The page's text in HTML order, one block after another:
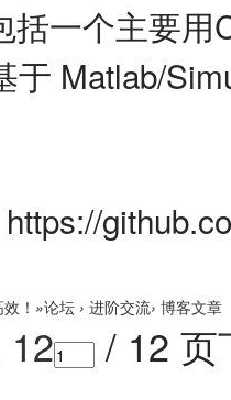
括一个主要
于 Matlab/
！ »论坛 › 进阶交流› 博客文章
12 / 12 页